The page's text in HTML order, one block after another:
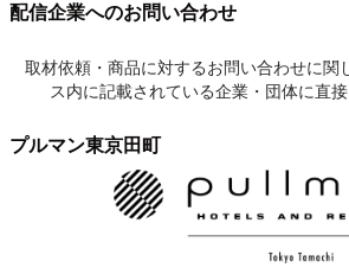
配信企業へのお問い合わせ
取材依頼・商品に対するお問い合わせに関
ス内に記載されている企業・団体に直接
プルマン東京田町